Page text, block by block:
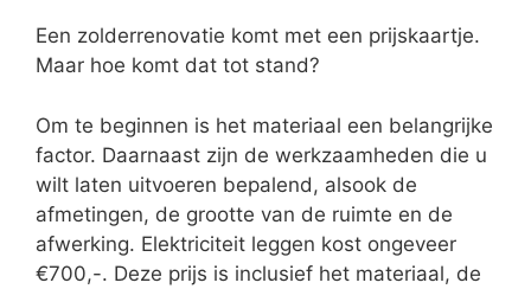
Een zolderrenovatie komt met een prijskaartje.
Maar hoe komt dat tot stand?
Om te beginnen is het materiaal een belangrijke
factor. Daarnaast zijn de werkzaamheden die u
wilt laten uitvoeren bepalend, alsook de
afmetingen, de grootte van de ruimte en de
afwerking. Elektriciteit leggen kost ongeveer
€700,-. Deze prijs is inclusief het materiaal, de